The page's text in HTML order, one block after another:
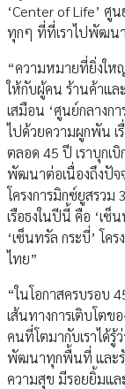
‘Center of Life’ ศู
ทุกๆ ที่ที่เราไปพัฒน
“ความหมายที่ยิ่งให
ให้กับผู้คน ร้านค้าแล
เสมือน ‘ศูนย์กลางก
ไปด้วยความผูกพัน เ
ตลอด 45 ปี เราบุกเ
พัฒนาต่อเนื่องถึงปัจ
โครงการมิกซ์ยูสรวม
เรือธงในปีนี้ คือ ‘เซ็
‘เซ็นทรัล กระบี่’ โค
ไทย”
“ในโอกาสครบรอบ
เส้นทางการเติบโต
คนที่โตมากับเราได้รู้
พัฒนาทุกพื้นที่ และรั
ความสุข มีรอยยิ้มแล